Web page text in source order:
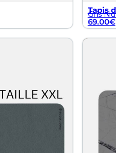
Tapis
Gris
69.00€